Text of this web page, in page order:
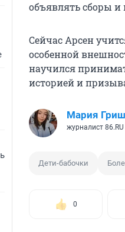
объявлять сборы и
Сейчас Арсен
особенной
научился
историей и
Мария
журналист 86.RU
Дети-бабочки
0